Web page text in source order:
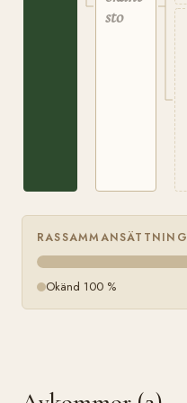
sto
RASSAMMANSÄTTNING
Okänd 100 %